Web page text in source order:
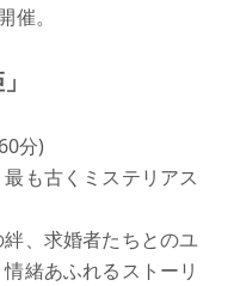
。
分)
も古くミステリアス
、求婚者たちとのユ
緒あふれるストーリ